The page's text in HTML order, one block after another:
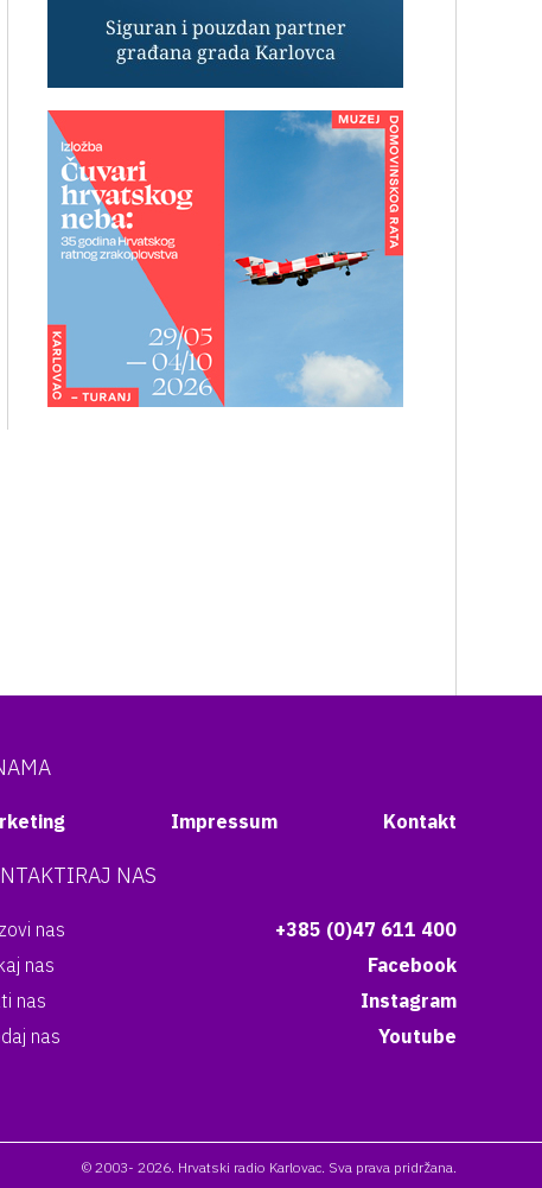
Impressum Kontakt
NAS
nas
+385 (0)47 611 400
nas
Facebook
nas
Instagram
nas
Youtube
© 2003- 2026. Hrvatski radio Karlovac. Sva prava pridržana.